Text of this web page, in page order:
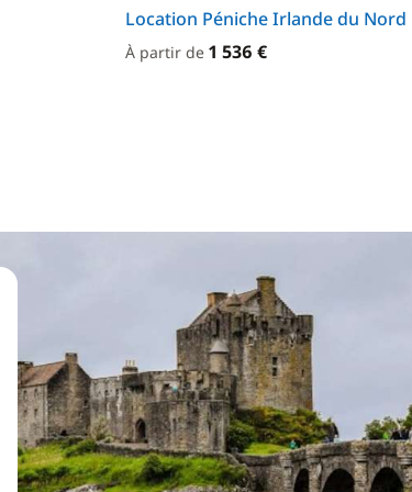
Location Péniche Irlande du Nord
À partir de 1 536 €